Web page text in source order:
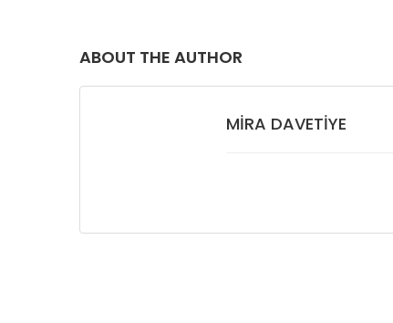
ABOUT THE AUTHOR
MIRA DAVETIYE